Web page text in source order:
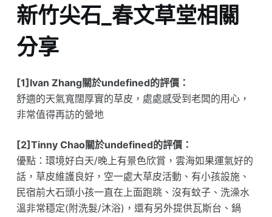
新竹尖石_春文草堂相關
分享
[1]Ivan Zhang關於undefined的評價：
舒適的天氣寬闊厚實的草皮，處處感受到老闆的用心，
非常值得再訪的營地
[2]Tinny Chao關於undefined的評價：
優點：環境好白天/晚上有景色欣賞，雲海如果運氣好的
話，草皮維護良好，空一處大草皮活動、有小孩設施、
民宿前大石頭小孩一直在上面跑跳、沒有蚊子、洗澡水
溫非常穩定(附洗髮/沐浴)，還有另外提供瓦斯台、鍋